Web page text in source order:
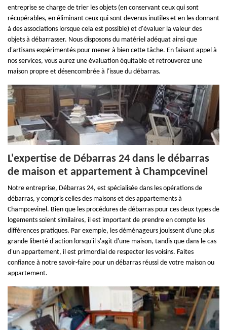
entreprise se charge de trier les objets (en conservant ceux qui sont
récupérables, en éliminant ceux qui sont devenus inutiles et en les donnant
à des associations lorsque cela est possible) et d'évaluer la valeur des
objets à débarrasser. Nous disposons du matériel adéquat ainsi que
d'artisans expérimentés pour mener à bien cette tâche. En faisant appel à
nos services, vous aurez une évaluation équitable et retrouverez une
maison propre et désencombrée à l'issue du débarras.
L'expertise de Débarras 24 dans le débarras
de maison et appartement à Champcevinel
Notre entreprise, Débarras 24, est spécialisée dans les opérations de
débarras, y compris celles des maisons et des appartements à
Champcevinel. Bien que les procédures de débarras pour ces deux types de
logements soient similaires, il est important de prendre en compte les
différences pratiques. Par exemple, les déménageurs jouissent d'une plus
grande liberté d'action lorsqu'il s'agit d'une maison, tandis que dans le cas
d'un appartement, il est primordial de respecter les voisins. Faites
confiance à notre savoir-faire pour un débarras réussi de votre maison ou
appartement.